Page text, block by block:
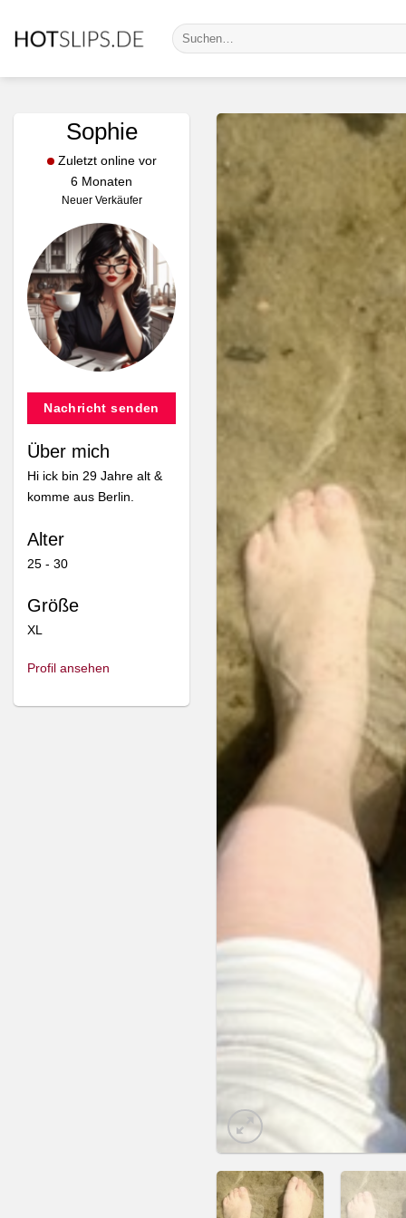
Inhalt
Suche
nach:
Sophie
Zuletzt online vor
6 Monaten
Neuer Verkäufer
Nachricht senden
Über mich
Hi ick bin 29 Jahre alt &
komme aus Berlin.
Alter
25 - 30
Größe
XL
Profil ansehen